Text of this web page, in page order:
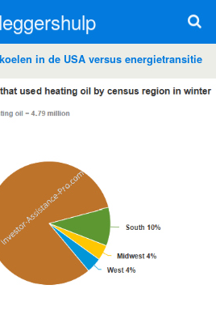
in de USA versus energietransitie